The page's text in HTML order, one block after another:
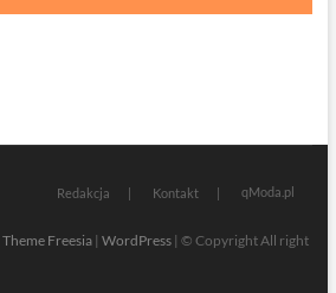
Redakcja Kontakt qModa.pl
Theme Freesia| WordPress| © Copyright All right